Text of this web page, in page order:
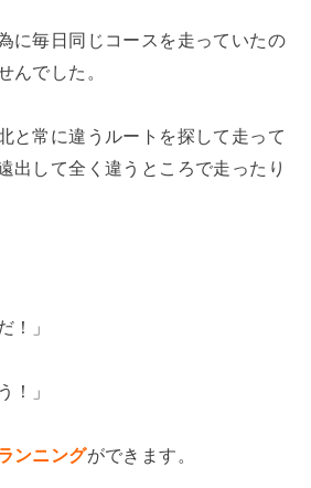
に毎日同じコースを走っていたの
んでした。
と常に違うルートを探して走って
出して全く違うところで走ったり
！」
！」
ンニングができます。